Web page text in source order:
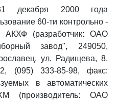
декабря 2000 года
60-ти контрольно -
АКХФ (разработчик: ОАО
завод", 249050,
ул. Радищева, 8,
(095) 333-85-98, факс:
в автоматических
(производитель: ОАО